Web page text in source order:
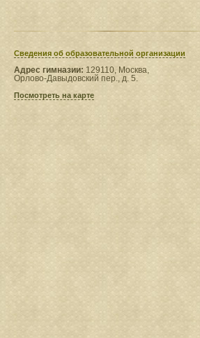
Сведения​ об образовательной организации
Адрес гимназии: 129110, Москва,
Орлово-Давыдовский пер., д. 5.
Посмотреть на карте